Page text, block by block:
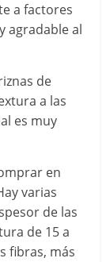
a factores
agradable al
de
a las
es muy
en
varias
de las
de 15 a
fibras, más